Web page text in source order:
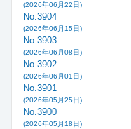
(2026年06月22日)
No.3904
(2026年06月15日)
No.3903
(2026年06月08日)
No.3902
(2026年06月01日)
No.3901
(2026年05月25日)
No.3900
(2026年05月18日)